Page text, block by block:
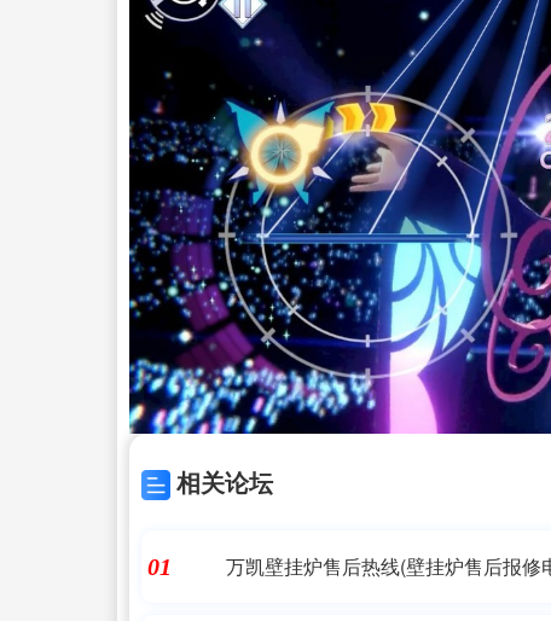
相关论坛
01 万凯壁挂炉售后热线(壁挂炉售后报修